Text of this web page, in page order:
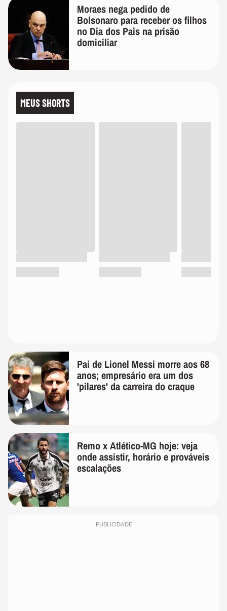
Moraes nega pedido de
Bolsonaro para receber os filhos
no Dia dos Pais na prisão
domiciliar
MEUS SHORTS
Pai de Lionel Messi morre aos 68
anos; empresário era um dos
'pilares' da carreira do craque
Remo x Atlético-MG hoje: veja
onde assistir, horário e prováveis
escalações
PUBLICIDADE